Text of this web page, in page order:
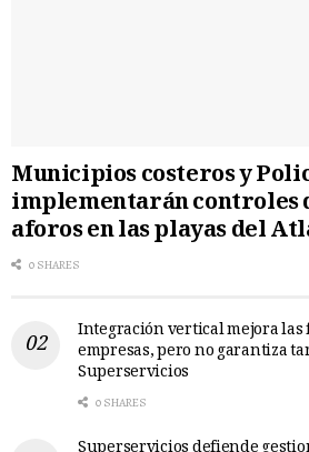
Municipios costeros y
implementarán controles
aforos en las playas del
0 SHARES
Integración vertical mejora las
empresas, pero no garantiza
Superservicios
0 SHARES